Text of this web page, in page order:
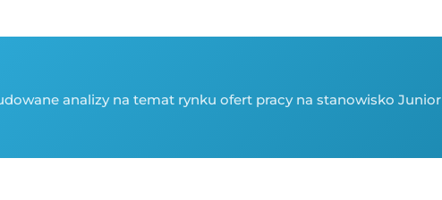
analizy na temat rynku ofert pracy na stanowisko Junior